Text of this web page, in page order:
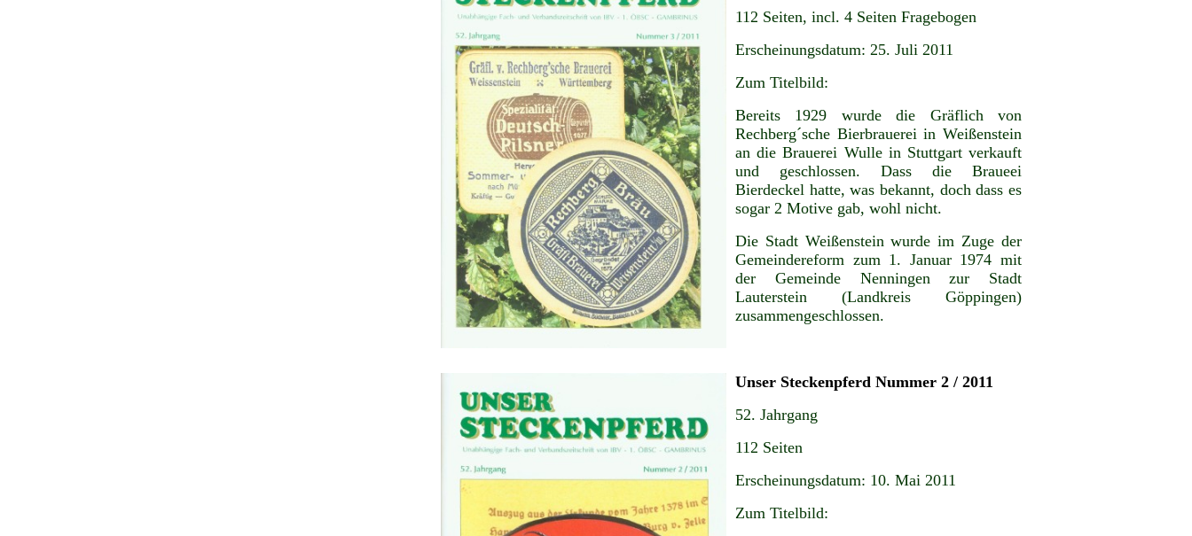
112 Seiten, incl. 4 Seiten Fragebogen
Erscheinungsdatum: 25. Juli 2011
Zum Titelbild:
Bereits 1929 wurde die Gräflich von
Rechberg´sche Bierbrauerei in Weißenstein
an die Brauerei Wulle in Stuttgart verkauft
und geschlossen. Dass die Braueei
Bierdeckel hatte, was bekannt, doch dass es
sogar 2 Motive gab, wohl nicht.
Die Stadt Weißenstein wurde im Zuge der
Gemeindereform zum 1. Januar 1974 mit
der Gemeinde Nenningen zur Stadt
Lauterstein (Landkreis Göppingen)
zusammengeschlossen.
Unser Steckenpferd Nummer 2 / 2011
52. Jahrgang
112 Seiten
Erscheinungsdatum: 10. Mai 2011
Zum Titelbild: